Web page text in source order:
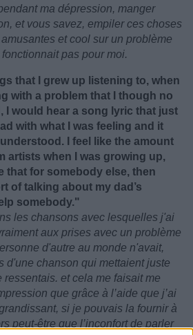
ma dépression, manger
et vous savez, empiler ces choses
et cool sur un problème
pas pour moi.
that I grew up listening to, when
with a problem that I though no
I would hear a song lyric that just
with what I was feeling and it
I feel like the amount
artists when I was growing up,
that for somebody else, then
of talking about my dad’s
somebody."
les chansons avec lesquelles j'ai
aux prises avec un problème
d'autre au monde n'avait,
d'une chanson qui mettaient juste
et cela me faisait me
que grâce à l’aide que j’ai
si je pouvais la fournir à
peut-être que l’inconfort de parler